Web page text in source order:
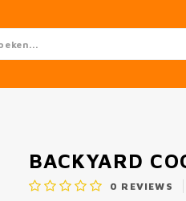
BACKYARD
0 REVIEWS